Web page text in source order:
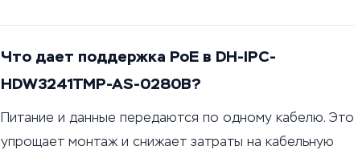
Что дает поддержка PoE в DH-IPC-
HDW3241TMP-AS-0280B?
Питание и данные передаются по одному кабелю. Это
упрощает монтаж и снижает затраты на кабельную